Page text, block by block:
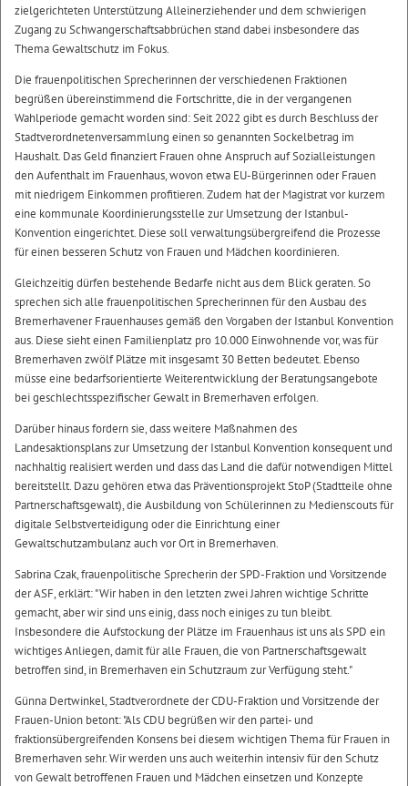
zielgerichteten Unterstützung Alleinerziehender und dem schwierigen
Zugang zu Schwangerschaftsabbrüchen stand dabei insbesondere das
Thema Gewaltschutz im Fokus.
Die frauenpolitischen Sprecherinnen der verschiedenen Fraktionen
begrüßen übereinstimmend die Fortschritte, die in der vergangenen
Wahlperiode gemacht worden sind: Seit 2022 gibt es durch Beschluss der
Stadtverordnetenversammlung einen so genannten Sockelbetrag im
Haushalt. Das Geld finanziert Frauen ohne Anspruch auf Sozialleistungen
den Aufenthalt im Frauenhaus, wovon etwa EU-Bürgerinnen oder Frauen
mit niedrigem Einkommen profitieren. Zudem hat der Magistrat vor kurzem
eine kommunale Koordinierungsstelle zur Umsetzung der Istanbul-
Konvention eingerichtet. Diese soll verwaltungsübergreifend die Prozesse
für einen besseren Schutz von Frauen und Mädchen koordinieren.
Gleichzeitig dürfen bestehende Bedarfe nicht aus dem Blick geraten. So
sprechen sich alle frauenpolitischen Sprecherinnen für den Ausbau des
Bremerhavener Frauenhauses gemäß den Vorgaben der Istanbul Konvention
aus. Diese sieht einen Familienplatz pro 10.000 Einwohnende vor, was für
Bremerhaven zwölf Plätze mit insgesamt 30 Betten bedeutet. Ebenso
müsse eine bedarfsorientierte Weiterentwicklung der Beratungsangebote
bei geschlechtsspezifischer Gewalt in Bremerhaven erfolgen.
Darüber hinaus fordern sie, dass weitere Maßnahmen des
Landesaktionsplans zur Umsetzung der Istanbul Konvention konsequent und
nachhaltig realisiert werden und dass das Land die dafür notwendigen Mittel
bereitstellt. Dazu gehören etwa das Präventionsprojekt StoP (Stadtteile ohne
Partnerschaftsgewalt), die Ausbildung von Schülerinnen zu Medienscouts für
digitale Selbstverteidigung oder die Einrichtung einer
Gewaltschutzambulanz auch vor Ort in Bremerhaven.
Sabrina Czak, frauenpolitische Sprecherin der SPD-Fraktion und Vorsitzende
der ASF, erklärt: "Wir haben in den letzten zwei Jahren wichtige Schritte
gemacht, aber wir sind uns einig, dass noch einiges zu tun bleibt.
Insbesondere die Aufstockung der Plätze im Frauenhaus ist uns als SPD ein
wichtiges Anliegen, damit für alle Frauen, die von Partnerschaftsgewalt
betroffen sind, in Bremerhaven ein Schutzraum zur Verfügung steht."
Günna Dertwinkel, Stadtverordnete der CDU-Fraktion und Vorsitzende der
Frauen-Union betont: "Als CDU begrüßen wir den partei- und
fraktionsübergreifenden Konsens bei diesem wichtigen Thema für Frauen in
Bremerhaven sehr. Wir werden uns auch weiterhin intensiv für den Schutz
von Gewalt betroffenen Frauen und Mädchen einsetzen und Konzepte